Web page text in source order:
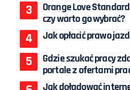
Orange Love
czy warto go wybrać?
Jak opłacić prawo
Gdzie szukać pracy
portale z ofertami
Jak doładować